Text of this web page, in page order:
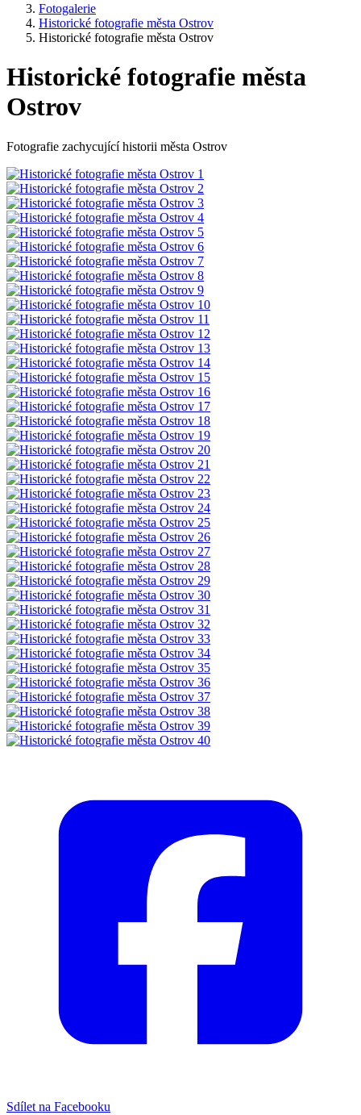
Fotogalerie
Historické fotografie města Ostrov
Historické fotografie města Ostrov
Historické fotografie města
Ostrov
Fotografie zachycující historii města Ostrov
Sdílet na Facebooku